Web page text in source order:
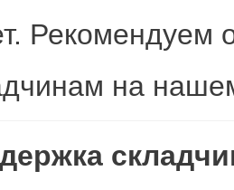
Рекомендуем
на